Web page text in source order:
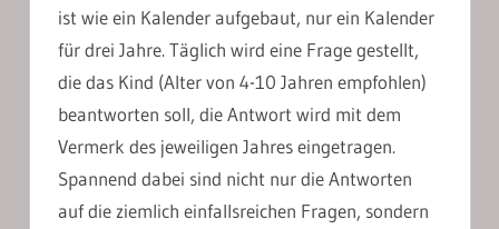
ist wie ein Kalender aufgebaut, nur ein Kalender
für drei Jahre. Täglich wird eine Frage gestellt,
die das Kind (Alter von 4-10 Jahren empfohlen)
beantworten soll, die Antwort wird mit dem
Vermerk des jeweiligen Jahres eingetragen.
Spannend dabei sind nicht nur die Antworten
auf die ziemlich einfallsreichen Fragen, sondern